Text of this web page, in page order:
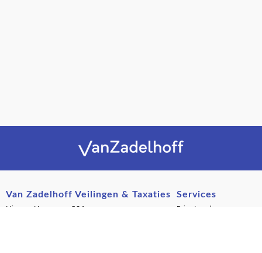
Van Zadelhoff Veilingen & Taxaties
Nieuwe Havenweg 53A
Services
Private sales